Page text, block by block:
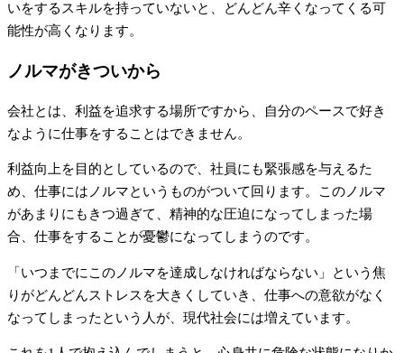
いをするスキルを持っていないと、どんどん辛くなってくる可
能性が高くなります。
ノルマがきついから
会社とは、利益を追求する場所ですから、自分のペースで好き
なように仕事をすることはできません。
利益向上を目的としているので、社員にも緊張感を与えるた
め、仕事にはノルマというものがついて回ります。このノルマ
があまりにもきつ過ぎて、精神的な圧迫になってしまった場
合、仕事をすることが憂鬱になってしまうのです。
「いつまでにこのノルマを達成しなければならない」という焦
りがどんどんストレスを大きくしていき、仕事への意欲がなく
なってしまったという人が、現代社会には増えています。